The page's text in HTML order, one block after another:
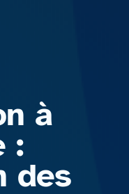
à
:
des